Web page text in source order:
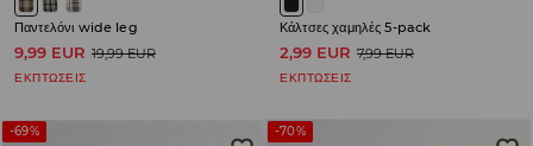
Παντελόνι wide leg
9,99 EUR 19,99 EUR
ΕΚΠΤΩΣΕΙΣ
Κάλτσες χαμηλές 5-pack
2,99 EUR 7,99 EUR
ΕΚΠΤΩΣΕΙΣ
-69% -70%